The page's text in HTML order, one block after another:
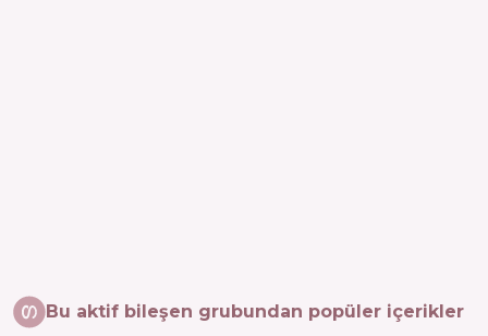
Bu aktif bileşen grubundan popüler içerikler